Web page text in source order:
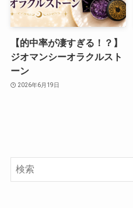
【的中率が凄すぎる！？】
ジオマンシーオラクルスト
ーン
2026年6月19日